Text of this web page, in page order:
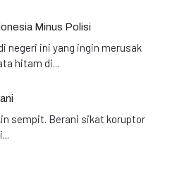
Minus Polisi
negeri ini yang ingin merusak
hitam di...
sempit. Berani sikat koruptor
...